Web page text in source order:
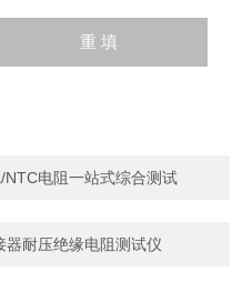
电阻一站式综合测试
耐压绝缘电阻测试仪